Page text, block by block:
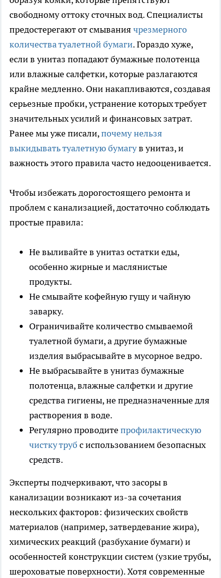
свободному оттоку сточных вод. Специалисты
предостерегают от смывания чрезмерного
количества туалетной бумаги. Гораздо хуже,
если в унитаз попадают бумажные полотенца
или влажные салфетки, которые разлагаются
крайне медленно. Они накапливаются, создавая
серьезные пробки, устранение которых требует
значительных усилий и финансовых затрат.
Ранее мы уже писали,почему нельзя
выкидывать туалетную бумагув унитаз, и
важность этого правила часто недооценивается.
Чтобы избежать дорогостоящего ремонта и
проблем с канализацией, достаточно соблюдать
простые правила:
Не выливайте в унитаз остатки еды,
особенно жирные и маслянистые
продукты.
Не смывайте кофейную гущу и чайную
заварку.
Ограничивайте количество смываемой
туалетной бумаги, а другие бумажные
изделия выбрасывайте в мусорное ведро.
Не выбрасывайте в унитаз бумажные
полотенца, влажные салфетки и другие
средства гигиены, не предназначенные для
растворения в воде.
Регулярно проводитепрофилактическую
чистку труб с использованием безопасных
средств.
Эксперты подчеркивают, что засоры в
канализации возникают из-за сочетания
нескольких факторов: физических свойств
материалов (например, затвердевание жира),
химических реакций (разбухание бумаги) и
особенностей конструкции систем (узкие трубы,
шероховатые поверхности). Хотя современные